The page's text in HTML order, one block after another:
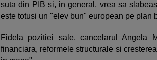
suta din PIB si, in general, vrea sa
este totusi un "elev bun" european pe plan
Fidela pozitiei sale, cancelarul Angela
financiara, reformele structurale si